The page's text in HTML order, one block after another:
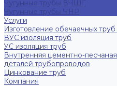
Чугунные трубы ВЧШГ
Чугунные трубы ЧНР
Услуги
Изготовление обечаечных
ВУС изоляция труб
УС изоляция труб
Внутренняя цементно-
деталей трубопроводов
Цинкование труб
Компания